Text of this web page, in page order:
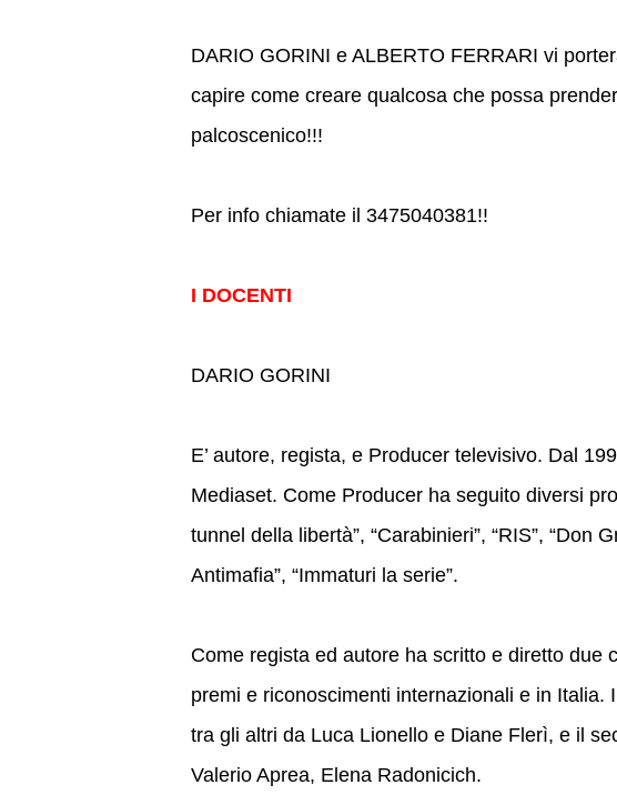
DARIO GORINI e ALBERTO FERRARI vi
capire come creare qualcosa che possa
palcoscenico!!!
Per info chiamate il 3475040381!!
I DOCENTI
DARIO GORINI
E’ autore, regista, e Producer televisivo. Dal
Mediaset. Come Producer ha seguito diversi
tunnel della libertà”, “Carabinieri”, “RIS”, “Don
Antimafia”, “Immaturi la serie”.
Come regista ed autore ha scritto e diretto due
premi e riconoscimenti internazionali e in Italia.
tra gli altri da Luca Lionello e Diane Flerì, e il
Valerio Aprea, Elena Radonicich.